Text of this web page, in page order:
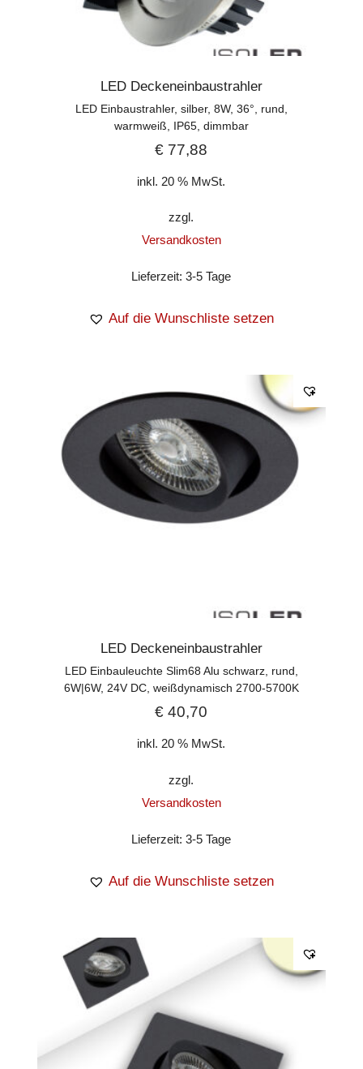
LED Deckeneinbaustrahler
LED Einbaustrahler, silber, 8W, 36°, rund,
warmweiß, IP65, dimmbar
€ 77,88
inkl. 20 % MwSt.
zzgl.
Versandkosten
Lieferzeit:3-5 Tage
Auf die Wunschliste setzen
LED Deckeneinbaustrahler
LED Einbauleuchte Slim68 Alu schwarz, rund,
6W|6W, 24V DC, weißdynamisch 2700-5700K
€ 40,70
inkl. 20 % MwSt.
zzgl.
Versandkosten
Lieferzeit:3-5 Tage
Auf die Wunschliste setzen